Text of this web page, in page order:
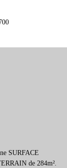
SURFACE
de 284m².